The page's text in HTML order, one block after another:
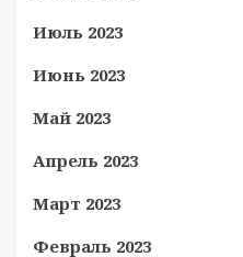
Июль 2023
Июнь 2023
Май 2023
Апрель 2023
Март 2023
Февраль 2023